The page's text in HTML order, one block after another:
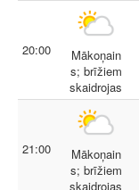
20:00
Mākoņain
s; brīžiem
skaidrojas
21:00
Mākoņain
s; brīžiem
skaidrojas